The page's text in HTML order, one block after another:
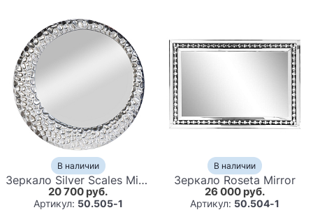
В наличии
Зеркало Silver Scales Mirror
20 700 руб.
Артикул: 50.505-1
В наличии
Зеркало Roseta Mirror
26 000 руб.
Артикул: 50.504-1